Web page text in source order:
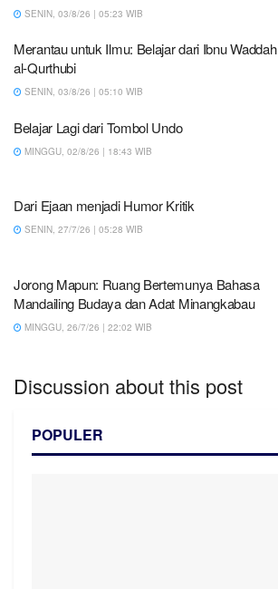
SENIN, 03/8/26 | 05:23 WIB
Merantau untuk Ilmu: Belajar dari Ibnu Waddah
al-Qurthubi
SENIN, 03/8/26 | 05:10 WIB
Belajar Lagi dari Tombol Undo
MINGGU, 02/8/26 | 18:43 WIB
Dari Ejaan menjadi Humor Kritik
SENIN, 27/7/26 | 05:28 WIB
Jorong Mapun: Ruang Bertemunya Bahasa
Mandailing Budaya dan Adat Minangkabau
MINGGU, 26/7/26 | 22:02 WIB
Discussion about this post
POPULER